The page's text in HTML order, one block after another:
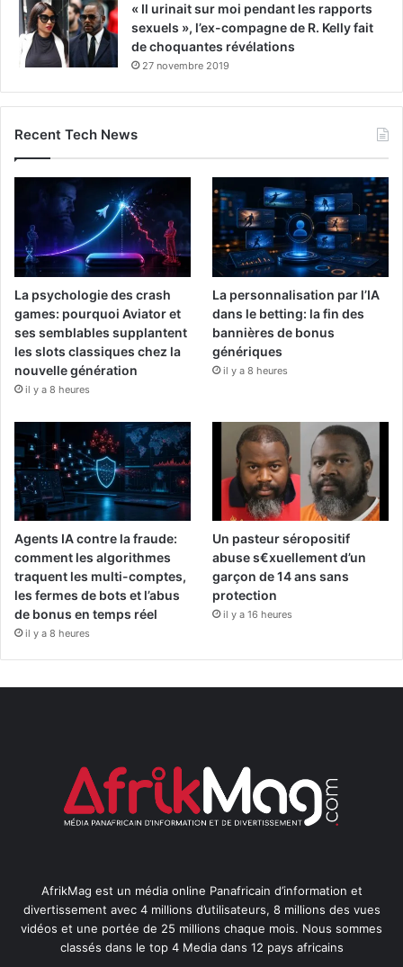
« Il urinait sur moi pendant les rapports
sexuels », l’ex-compagne de R. Kelly fait
de choquantes révélations
27 novembre 2019
Recent Tech News
La psychologie des crash
games: pourquoi Aviator et
ses semblables supplantent
les slots classiques chez la
nouvelle génération
il y a 8 heures
La personnalisation par l’IA
dans le betting: la fin des
bannières de bonus
génériques
il y a 8 heures
Agents IA contre la fraude:
comment les algorithmes
traquent les multi-comptes,
les fermes de bots et l’abus
de bonus en temps réel
il y a 8 heures
Un pasteur séropositif
abuse s€xuellement d’un
garçon de 14 ans sans
protection
il y a 16 heures
AfrikMag est un média online Panafricain d’information et
divertissement avec 4 millions d’utilisateurs, 8 millions des vues
vidéos et une portée de 25 millions chaque mois. Nous sommes
classés dans le top 4 Media dans 12 pays africains